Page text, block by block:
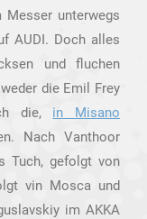
unterwegs
AUDI. Doch alles
und fluchen
die Emil Frey
die, in Misano
Nach Vanthoor
Tuch, gefolgt von
vin Mosca und
im AKKA